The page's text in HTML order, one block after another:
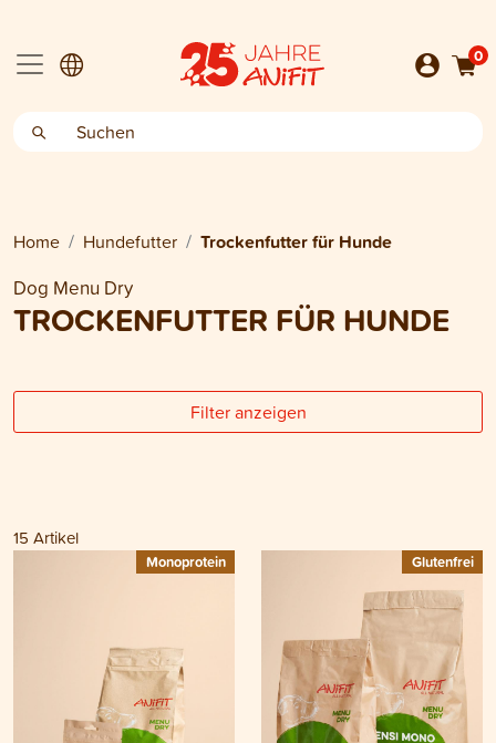
0
Home Hundefutter
Trockenfutter für Hunde
Dog Menu Dry
TROCKENFUTTER FÜR HUNDE
Filter anzeigen
15 Artikel
Monoprotein Glutenfrei